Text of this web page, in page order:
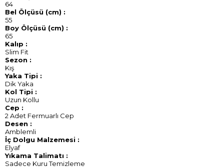
64
Bel Ölçüsü (cm) :
55
Boy Ölçüsü (cm) :
65
Kalıp :
Slim Fit
Sezon :
Kış
Yaka Tipi :
Dik Yaka
Kol Tipi :
Uzun Kollu
Cep :
2 Adet Fermuarlı Cep
Desen :
Amblemli
İç Dolgu Malzemesi :
Elyaf
Yıkama Talimatı :
Sadece Kuru Temizleme